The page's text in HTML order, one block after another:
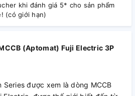
khi đánh giá 5* cho sản phẩm
(có giới hạn)
(Aptomat) Fuji Electric 3P
Series được xem là dòng MCCB